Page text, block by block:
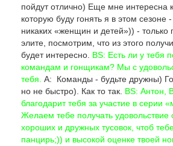
пойдут отлично) Еще мне интересна
которую буду гонять я в этом сезоне
никаких «женщин и детей»)) -
элите, посмотрим, что из этого
будет интересно. BS: Есть ли у тебя
командам и гонщикам? Мы с
тебя. А: Команды - будьте дружны)
но не быстро). Как то так. BS: Антон,
благодарит тебя за участие в серии
Желаем тебе получать удовольствие
хороших и дружных тусовок, чтоб
панцирь;)) и высокой оценке твоей